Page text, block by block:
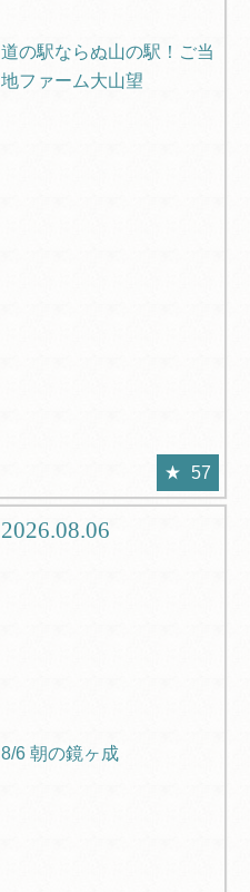
道の駅ならぬ山の駅！ご当
地ファーム大山望
57
2026.08.06
8/6 朝の鏡ヶ成